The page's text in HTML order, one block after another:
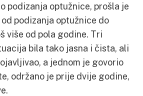
podizanja optužnice, prošla je
podizanja optužnice do
više od pola godine. Tri
bila tako jasna i čista, ali
a jednom je govorio
održano je prije dvije godine,